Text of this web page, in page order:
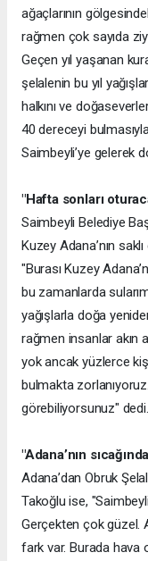
ağaçlarının
rağmen çok sayıda
Geçen yıl yaşanan
şelalenin bu yıl
halkını ve
40 dereceyi
Saimbeyli’ye gelerek
"Hafta sonları
Saimbeyli Belediye
Kuzey Adana’nın
"Burası Kuzey
bu zamanlarda
yağışlarla doğa
rağmen insanlar akın
yok ancak yüzlerce
bulmakta
görebiliyorsunuz" dedi.
"Adana’nın
Adana’dan Obruk
Takoğlu ise,
Gerçekten çok güzel.
fark var. Burada hava